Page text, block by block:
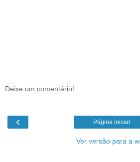
Deixe um comentário!
‹ Página inicial
Ver versão para a